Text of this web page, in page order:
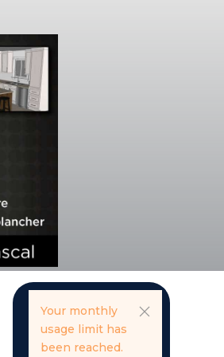
Your monthly
usage limit has
been reached.